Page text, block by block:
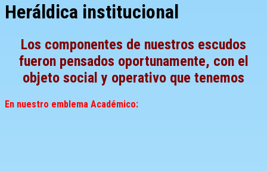
Heráldica institucional
Los componentes de nuestros escudos
fueron pensados oportunamente, con el
objeto social y operativo que tenemos
En nuestro emblema Académico: